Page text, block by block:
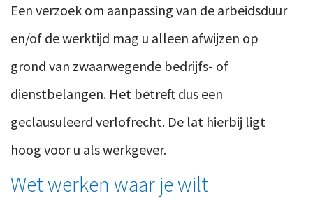
Een verzoek om aanpassing van de arbeidsduur
en/of de werktijd mag u alleen afwijzen op
grond van zwaarwegende bedrijfs- of
dienstbelangen. Het betreft dus een
geclausuleerd verlofrecht. De lat hierbij ligt
hoog voor u als werkgever.
Wet werken waar je wilt